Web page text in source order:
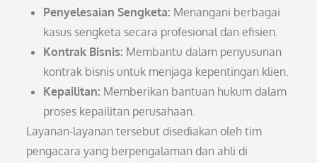
Penyelesaian Sengketa: Menangani berbagai
kasus sengketa secara profesional dan efisien.
Kontrak Bisnis: Membantu dalam penyusunan
kontrak bisnis untuk menjaga kepentingan klien.
Kepailitan: Memberikan bantuan hukum dalam
proses kepailitan perusahaan.
Layanan-layanan tersebut disediakan oleh tim
pengacara yang berpengalaman dan ahli di